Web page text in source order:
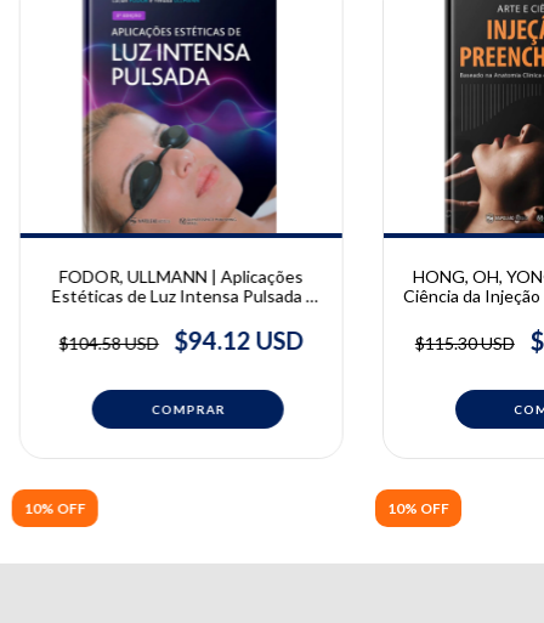
10% OFF
FODOR, ULLMANN | Aplicações
Estéticas de Luz Intensa Pulsada |
$104.58 USD
$94.12 USD
10% OFF
HONG, OH,
Ciência da
Bongcheol
$115.30 USD